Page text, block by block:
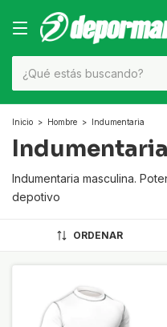
Inicio > Hombre > Indumentaria
Indumentaria
Indumentaria masculina.
depotivo
ORDENAR